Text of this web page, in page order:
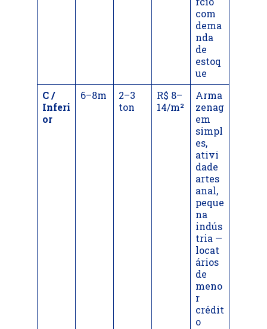
com
dema
nda
de
estoq
ue
C /
Inferi
or
6–8m
2–3
ton
R$ 8–
14/m²
Arma
zenag
em
simpl
es,
ativi
dade
artes
anal,
peque
na
indús
tria —
locat
ários
de
meno
r
crédit
o